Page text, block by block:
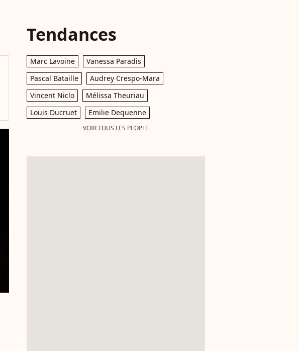
Tendances
Marc Lavoine
Vanessa Paradis
Pascal Bataille
Audrey Crespo-Mara
Vincent Niclo
Mélissa Theuriau
Louis Ducruet
Emilie Dequenne
VOIR TOUS LES PEOPLE